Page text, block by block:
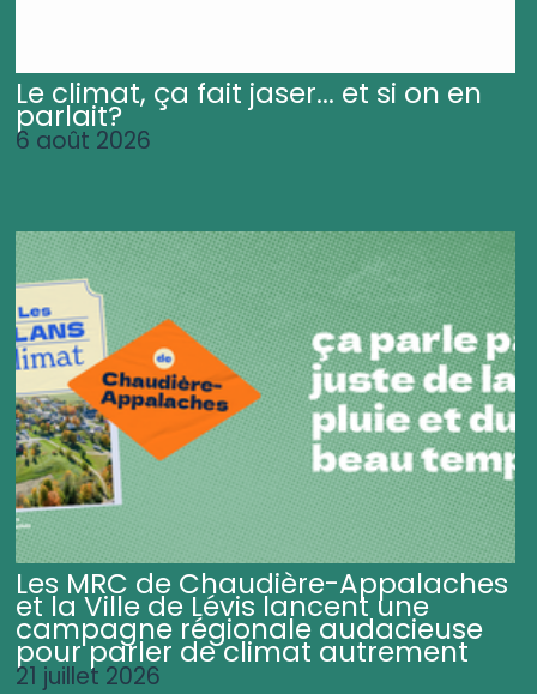
Le climat, ça fait jaser... et si on en
parlait?
6 août 2026
Les MRC de Chaudière-Appalaches
et la Ville de Lévis lancent une
campagne régionale audacieuse
pour parler de climat autrement
21 juillet 2026